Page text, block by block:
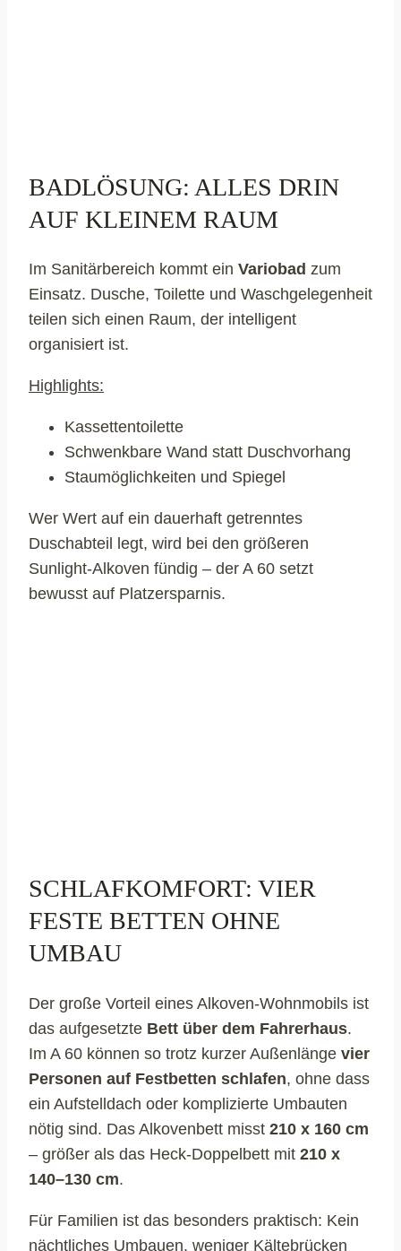
BADLÖSUNG: ALLES DRIN
AUF KLEINEM RAUM
Im Sanitärbereich kommt ein Variobad zum
Einsatz. Dusche, Toilette und Waschgelegenheit
teilen sich einen Raum, der intelligent
organisiert ist.
Highlights:
Kassettentoilette
Schwenkbare Wand statt Duschvorhang
Staumöglichkeiten und Spiegel
Wer Wert auf ein dauerhaft getrenntes
Duschabteil legt, wird bei den größeren
Sunlight-Alkoven fündig – der A 60 setzt
bewusst auf Platzersparnis.
SCHLAFKOMFORT: VIER
FESTE BETTEN OHNE
UMBAU
Der große Vorteil eines Alkoven-Wohnmobils ist
das aufgesetzte Bett über dem Fahrerhaus.
Im A 60 können so trotz kurzer Außenlänge vier
Personen auf Festbetten schlafen, ohne dass
ein Aufstelldach oder komplizierte Umbauten
nötig sind. Das Alkovenbett misst 210 x 160 cm
– größer als das Heck-Doppelbett mit 210 x
140–130 cm.
Für Familien ist das besonders praktisch: Kein
nächtliches Umbauen, weniger Kältebrücken